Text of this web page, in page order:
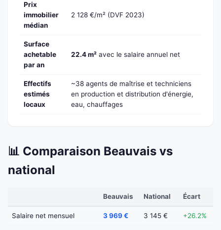
Prix
immobilier
médian
2 128 €/m² (DVF 2023)
Surface
achetable
par an
22.4 m² avec le salaire annuel net
Effectifs
estimés
locaux
~38 agents de maîtrise et techniciens
en production et distribution d'énergie,
eau, chauffages
📊 Comparaison Beauvais vs
national
Beauvais National Écart
Salaire net mensuel 3 969 € 3 145 € +26.2%